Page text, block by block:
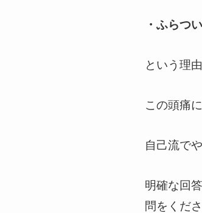
・ふらつ
という理
この頭痛
自己流で
明確な回
問をくだ